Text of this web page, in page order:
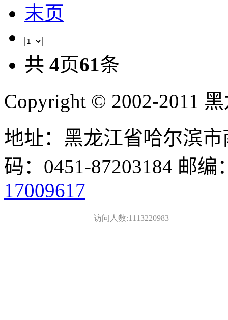
末页
共 4页61条
Copyright © 2002-2011
地址：黑龙江省哈尔滨
码：0451-87203184 邮编
17009617